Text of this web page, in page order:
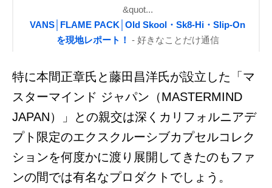
&quot...
VANS│FLAME PACK│Old Skool・Sk8-Hi・Slip-On
を現地レポート！ - 好きなことだけ通信
特に本間正章氏と藤田昌洋氏が設立した 「マ
スターマインド ジャパン（MASTERMIND
JAPAN）」との親交は深くカリフォルニアデ
プト限定のエクスクルーシブカプセルコレク
ションを何度かに渡り展開してきたのもファ
ンの間では有名なプロダクトでしょう。